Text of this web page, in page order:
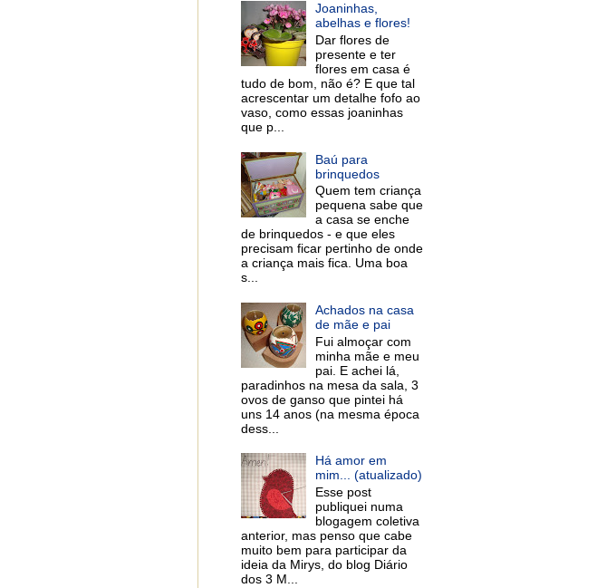
Joaninhas,
abelhas e flores!
Dar flores de
presente e ter
flores em casa é
tudo de bom, não é? E que tal
acrescentar um detalhe fofo ao
vaso, como essas joaninhas
que p...
Baú para
brinquedos
Quem tem criança
pequena sabe que
a casa se enche
de brinquedos - e que eles
precisam ficar pertinho de onde
a criança mais fica. Uma boa
s...
Achados na casa
de mãe e pai
Fui almoçar com
minha mãe e meu
pai. E achei lá,
paradinhos na mesa da sala, 3
ovos de ganso que pintei há
uns 14 anos (na mesma época
dess...
Há amor em
mim... (atualizado)
Esse post
publiquei numa
blogagem coletiva
anterior, mas penso que cabe
muito bem para participar da
ideia da Mirys, do blog Diário
dos 3 M...